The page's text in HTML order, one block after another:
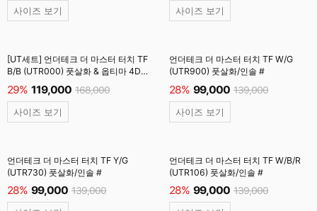
사이즈 보기 사이즈 보기
[UT세트] 언더테크 더 마스터 터치 TF
B/B (UTR000) 풋살화 & 옵티마 4D
엘리트 인솔 (UTOS001) #
29% 119,000 168,000
사이즈 보기
언더테크 더 마스터 터치 TF W/G
(UTR900) 풋살화/인솔 #
28% 99,000 139,000
사이즈 보기
언더테크 더 마스터 터치 TF Y/G
(UTR730) 풋살화/인솔 #
28% 99,000 139,000
언더테크 더 마스터 터치 TF W/B/R
(UTR106) 풋살화/인솔 #
28% 99,000 139,000